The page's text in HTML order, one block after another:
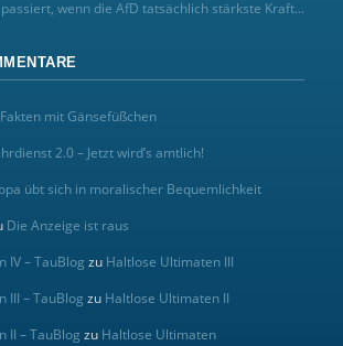
wenn die AfD tatsächlich stärkste Kraft...
Fakten mit Gänsefüßchen
2.0 – Jetzt wird’s amtlich!
übt sich in moralischer Bequemlichkeit
Die Anzeige ist raus
IV – TauBlog zu Haltlose Ultimaten III
III – TauBlog zu Haltlose Ultimaten II
II – TauBlog zu Haltlose Ultimaten